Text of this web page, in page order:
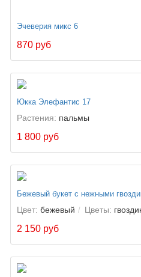
Эчеверия микс 6
870 руб
Юкка Элефантис 17
Растения: пальмы
1 800 руб
Бежевый букет с нежными
Цвет: бежевый Цветы:
2 150 руб